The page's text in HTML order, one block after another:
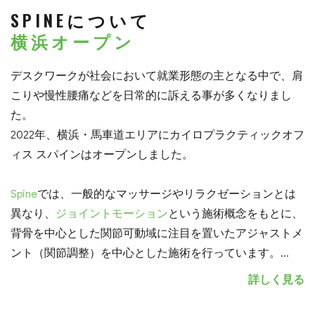
SPINEについて
横浜オープン
デスクワークが社会において就業形態の主となる中で、肩
こりや慢性腰痛などを日常的に訴える事が多くなりまし
た。
2022年、横浜・馬車道エリアにカイロプラクティックオフ
ィス スパインはオープンしました。
Spineでは、一般的なマッサージやリラクゼーションとは
異なり、 ジョイントモーションという施術概念をもとに、
背骨を中心とした関節可動域に注目を置いたアジャストメ
ント（関節調整）を中心とした施術を行っています。 ...
詳しく見る